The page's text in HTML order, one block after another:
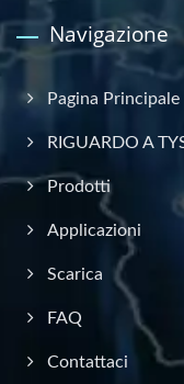
Navigazione
Pagina Principale
RIGUARDO A
Prodotti
Applicazioni
Scarica
FAQ
Contattaci